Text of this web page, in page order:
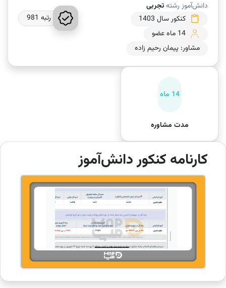
دانش‌آموز رشتهتجربی
کنکور سال 1403
14 ماه عضو
مشاور: پیمان رحیم زاده
رتبه 981
14 ماه
مدت مشاوره
کارنامه کنکور دانش‌آموز